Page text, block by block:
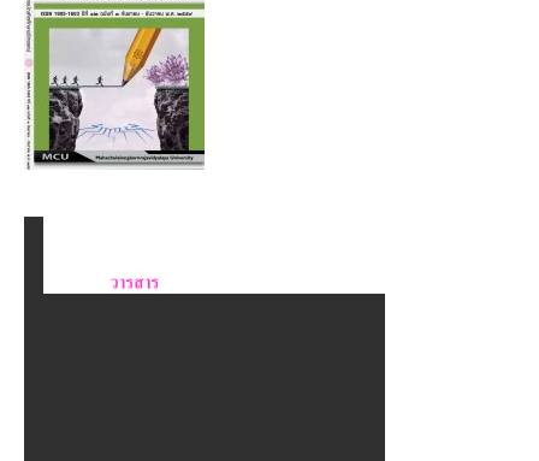
มิ.ย. – ก.ย. ๒๕๖๑
วารสารบัณฑิตศึกษาปริทรรศน์ ปีที่ ๑๔ ฉบับที่ ๒ พ.ค. – ส.ค.
๒๕๖๑
วารสารบัณฑิตศึกษาปริทรรศน์ ปีที่ ๑๔ ฉบับที่ ๑ ม.ค. – เม.ย.
๒๕๖๑
๒๕๖๐